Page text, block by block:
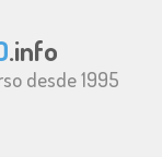
.info
desde 1995